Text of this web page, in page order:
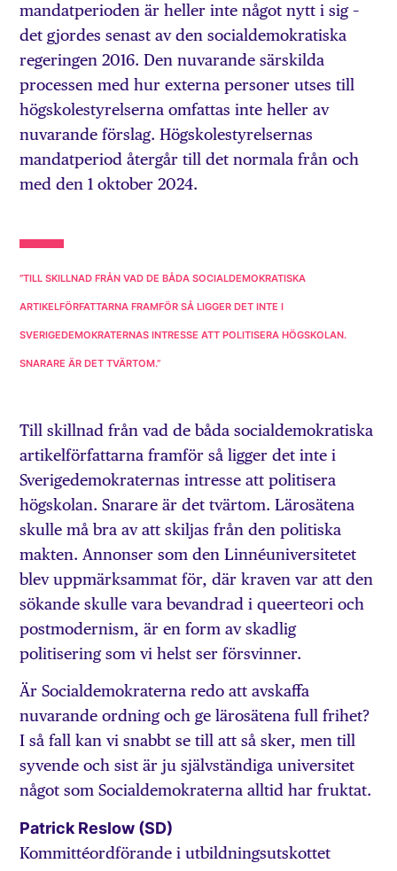
mandatperioden är heller inte något nytt i sig –
det gjordes senast av den socialdemokratiska
regeringen 2016. Den nuvarande särskilda
processen med hur externa personer utses till
högskolestyrelserna omfattas inte heller av
nuvarande förslag. Högskolestyrelsernas
mandatperiod återgår till det normala från och
med den 1 oktober 2024.
”TILL SKILLNAD FRÅN VAD DE BÅDA SOCIALDEMOKRATISKA
ARTIKELFÖRFATTARNA FRAMFÖR SÅ LIGGER DET INTE I
SVERIGEDEMOKRATERNAS INTRESSE ATT POLITISERA HÖGSKOLAN.
SNARARE ÄR DET TVÄRTOM.”
Till skillnad från vad de båda socialdemokratiska
artikelförfattarna framför så ligger det inte i
Sverigedemokraternas intresse att politisera
högskolan. Snarare är det tvärtom. Lärosätena
skulle må bra av att skiljas från den politiska
makten. Annonser som den Linnéuniversitetet
blev uppmärksammat för, där kraven var att den
sökande skulle vara bevandrad i queerteori och
postmodernism, är en form av skadlig
politisering som vi helst ser försvinner.
Är Socialdemokraterna redo att avskaffa
nuvarande ordning och ge lärosätena full frihet?
I så fall kan vi snabbt se till att så sker, men till
syvende och sist är ju självständiga universitet
något som Socialdemokraterna alltid har fruktat.
Patrick Reslow (SD)
Kommittéordförande i utbildningsutskottet